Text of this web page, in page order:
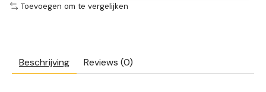
Toevoegen om te vergelijken
Beschrijving Reviews (0)